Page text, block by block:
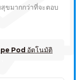
ขมากกว่าที่จะตอบ
Pod อัตโนมัติ